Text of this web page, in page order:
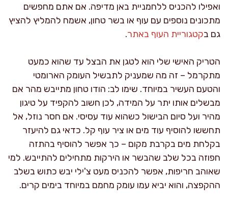
ואפילו להכניס ללחמניית באן מדיפה. אם אתם מחפשים
מתכונים נוספים עם עוף או בשר טחון, אשמח להמליץ להציץ
גם בקטגוריית העוף באתר.
הטריק האישי שלי הוא לטגן את הבצל עד שהוא כמעט
מתקרמל – זה מה שמעניק לתבשיל העומק הארומטי
והטעם העשיר במיוחד. שימו לב: הודו טחון מתייבש מהר אם
מבשלים אותו יתר על המידה, לכן חשוב להקפיד על טיגון
מהיר ועל סיום הבישול כשהוא עוד עסיסי. אם חסר נוזל, אל
תחששו להוסיף עוד מים או ציר עוף קל. כדאי גם להיעזר
בקלחת מים בקרבת מקום – כך אפשר להוסיף בהתזה
חפוזה בכל שלב שהבשר או הירקות מתחילים להתייבש. למי
שאוהב חריפות, אפשר להכניס מעט צ'ילי יבש כתוש בשלב
ההקפצה, והוא יביא עמו עומק מחמם במיוחד בימים קרים.